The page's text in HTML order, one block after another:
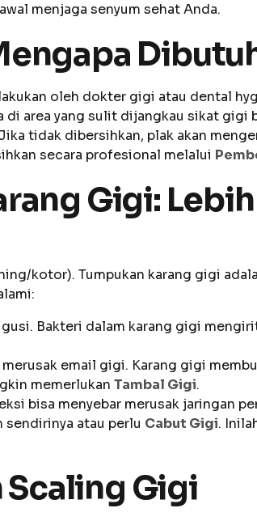
menjaga senyum sehat Anda.
oleh dokter gigi atau dental
area yang sulit dijangkau sikat gigi
tidak dibersihkan, plak akan
secara profesional melalui
Gigi:
kotor). Tumpukan karang gigi
Bakteri dalam karang gigi
email gigi. Karang gigi
memerlukan Tambal Gigi.
bisa menyebar merusak jaringan
sendirinya atau perlu Cabut Gigi.
Gigi